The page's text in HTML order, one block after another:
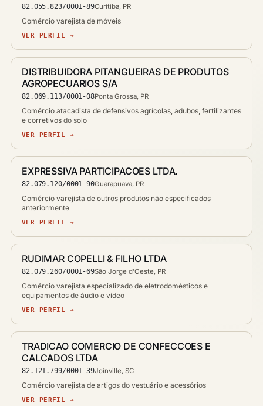
82.055.823/0001-89Curitiba, PR
Comércio varejista de móveis
VER PERFIL →
DISTRIBUIDORA PITANGUEIRAS DE PRODUTOS
AGROPECUARIOS S/A
82.069.113/0001-08Ponta Grossa, PR
Comércio atacadista de defensivos agrícolas, adubos, fertilizantes
e corretivos do solo
VER PERFIL →
EXPRESSIVA PARTICIPACOES LTDA.
82.079.120/0001-90Guarapuava, PR
Comércio varejista de outros produtos não especificados
anteriormente
VER PERFIL →
RUDIMAR COPELLI & FILHO LTDA
82.079.260/0001-69São Jorge d'Oeste, PR
Comércio varejista especializado de eletrodomésticos e
equipamentos de áudio e vídeo
VER PERFIL →
TRADICAO COMERCIO DE CONFECCOES E
CALCADOS LTDA
82.121.799/0001-39Joinville, SC
Comércio varejista de artigos do vestuário e acessórios
VER PERFIL →